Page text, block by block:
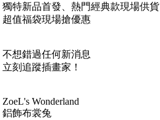
獨特新品首發、熱門經典款現場供貨
超值福袋現場搶優惠
不想錯過任何新消息
立刻追蹤插畫家！
ZoeL's Wonderland
鋁飾布裳兔